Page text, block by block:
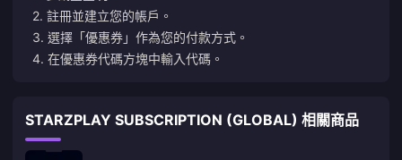
2. 註冊並建立您的帳戶。
3. 選擇「優惠券」作為您的付款方式。
4. 在優惠券代碼方塊中輸入代碼。
STARZPLAY SUBSCRIPTION (GLOBAL) 相關商品